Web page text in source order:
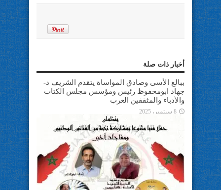
أخبار ذات صلة
ببالغ الأسى وصادق المواساة يتقدم الشريف د-
جهاد ابومحفوظ رئيس ومؤسس مجلس الكتاب
والأدباء والمثقفين العرب
8 سبتمبر، 2025